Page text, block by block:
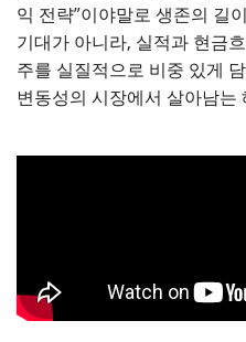
익 전략”이야말로 생존의 길
기대가 아니라, 실적과 현금
주를 실질적으로 비중 있게
변동성의 시장에서 살아남